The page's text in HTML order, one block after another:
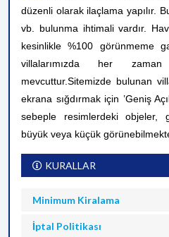
düzenli olarak ilaçlama yapılır.
vb. bulunma ihtimali vardır.
kesinlikle %100 görünmeme
villalarımızda her
mevcuttur.Sitemizde bulunan
ekrana sığdırmak için ’Geniş
sebeple resimlerdeki objeler,
büyük veya küçük
KURALLAR
Minimum Kiralama
İptal Politikası